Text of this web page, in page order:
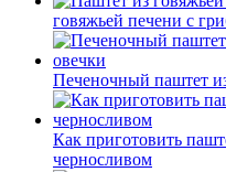
говяжьей печени с
Печеночный паштет
Как приготовить
черносливом